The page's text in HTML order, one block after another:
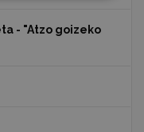
- "Atzo goizeko